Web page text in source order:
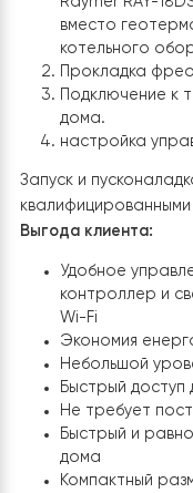
Объект: Киев,
Задачи и решения:
Установка
Raymer RAY-
котельного
Прокладка
Подключение
дома.
настройка
Запуск и
Выгода клиента:
Удобное
контроллер и
Wi-Fi